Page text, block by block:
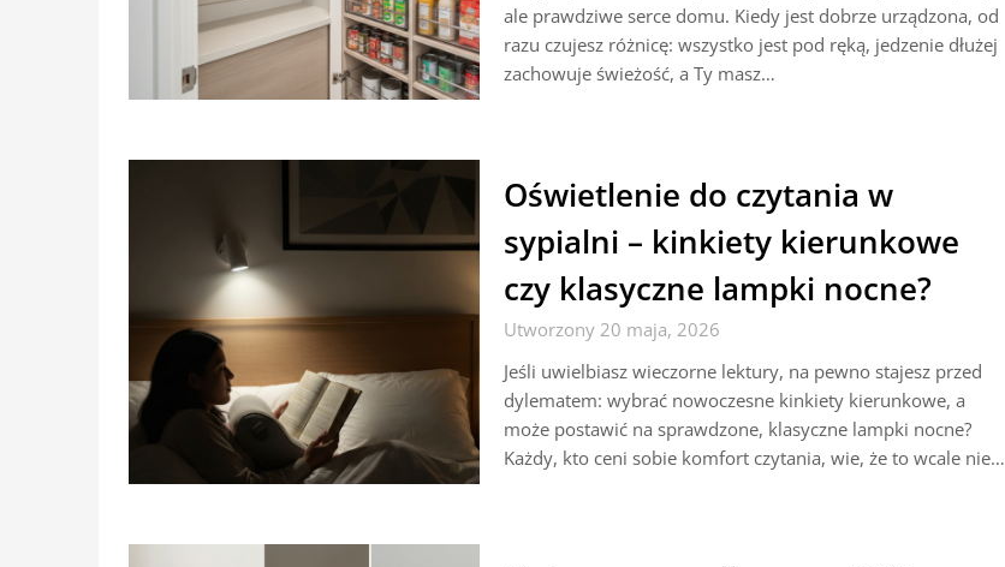
ale prawdziwe serce domu. Kiedy jest dobrze urządzona, od
razu czujesz różnicę: wszystko jest pod ręką, jedzenie dłużej
zachowuje świeżość, a Ty masz…
Oświetlenie do czytania w
sypialni – kinkiety kierunkowe
czy klasyczne lampki nocne?
Utworzony 20 maja, 2026
Jeśli uwielbiasz wieczorne lektury, na pewno stajesz przed
dylematem: wybrać nowoczesne kinkiety kierunkowe, a
może postawić na sprawdzone, klasyczne lampki nocne?
Każdy, kto ceni sobie komfort czytania, wie, że to wcale nie…